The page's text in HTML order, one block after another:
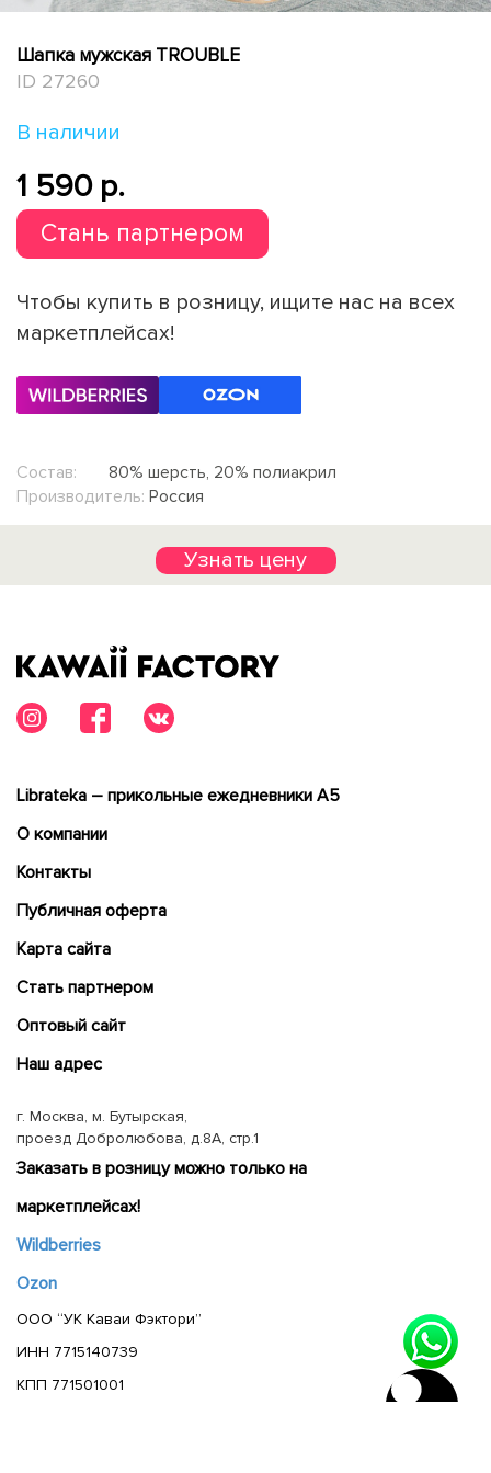
Шапка мужская TROUBLE
ID 27260
В наличии
1 590 p.
Стань партнером
Чтобы купить в розницу, ищите нас на всех
маркетплейсах!
Состав:
80% шерсть, 20% полиакрил
Производитель: Россия
Узнать цену
Librateka – прикольные ежедневники А5
О компании
Контакты
Публичная оферта
Карта сайта
Cтать партнером
Оптовый сайт
Наш адрес
г. Москва, м. Бутырская,
проезд Добролюбова, д.8А, стр.1
Заказать в розницу можно только на
маркетплейсах!
Wildberries
Ozon
ООО “УК Каваи Фэктори”
ИНН 7715140739
КПП 771501001